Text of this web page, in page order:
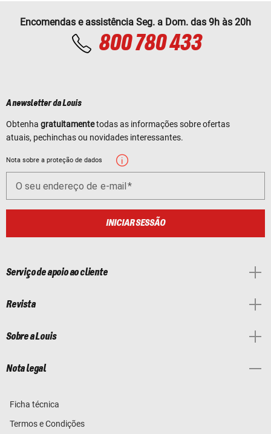
Encomendas e assistência Seg. a Dom. das 9h às 20h
800 780 433
A newsletter da Louis
Obtenha gratuitamentetodas as informações sobre ofertas
atuais, pechinchas ou novidades interessantes.
Nota sobre a proteção de dados
O seu endereço de e-mail
INICIAR SESSÃO
Serviço de apoio ao cliente
Revista
Sobre a Louis
Nota legal
Ficha técnica
Termos e Condições